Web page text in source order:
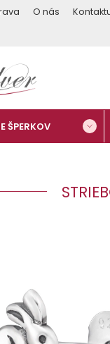
O nás